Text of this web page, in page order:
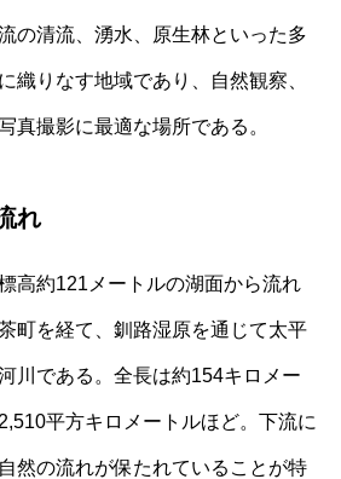
の清流、湧水、原生林といった多
織りなす地域であり、自然観察、
真撮影に最適な場所である。
れ
高約121メートルの湖面から流れ
町を経て、釧路湿原を通じて太平
川である。全長は約154キロメー
平方キロメートルほど。下流に
然の流れが保たれていることが特